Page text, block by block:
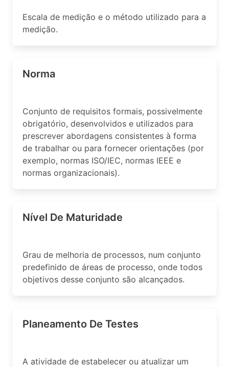
Escala de medição e o método utilizado para a
medição.
Norma
Conjunto de requisitos formais, possivelmente
obrigatório, desenvolvidos e utilizados para
prescrever abordagens consistentes à forma
de trabalhar ou para fornecer orientações (por
exemplo, normas ISO/IEC, normas IEEE e
normas organizacionais).
Nível De Maturidade
Grau de melhoria de processos, num conjunto
predefinido de áreas de processo, onde todos
objetivos desse conjunto são alcançados.
Planeamento De Testes
A atividade de estabelecer ou atualizar um